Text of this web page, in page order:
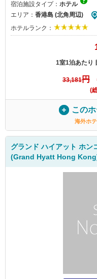
宿泊施設タイプ： ホテル
エリア： 香港島 (北角周辺)
ホテルランク：
1室1泊あたり
33,181円
(
この
海外ホ
グランド ハイアット ホン
(Grand Hyatt Hong